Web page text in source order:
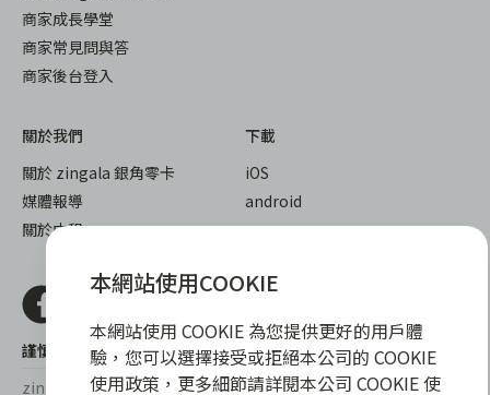
商家成長學堂
商家常見問與答
商家後台登入
關於我們
關於 zingala 銀角零卡
媒體報導
關於中租
下載
iOS
android
謹慎衡量自身財務狀況，理性理財最安心
zingala銀角零卡/仲信資融沒有代辦公司及代辦業務，也未與代辦
本網站使用COOKIE
本網站使用 COOKIE 為您提供更好的用戶體
驗，您可以選擇接受或拒絕本公司的 COOKIE
使用政策，更多細節請詳閱本公司 COOKIE 使